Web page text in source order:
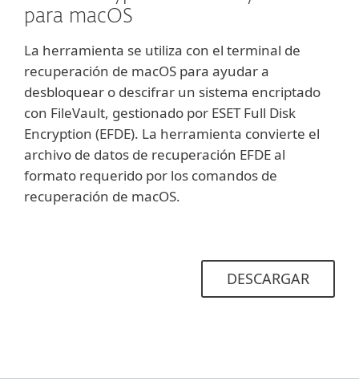
para macOS
La herramienta se utiliza con el terminal de
recuperación de macOS para ayudar a
desbloquear o descifrar un sistema encriptado
con FileVault, gestionado por ESET Full Disk
Encryption (EFDE). La herramienta convierte el
archivo de datos de recuperación EFDE al
formato requerido por los comandos de
recuperación de macOS.
DESCARGAR